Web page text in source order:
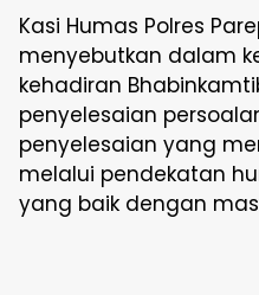
Kasi Humas Polres
menyebutkan dalam
kehadiran
penyelesaian
penyelesaian yang
melalui pendekatan
yang baik dengan